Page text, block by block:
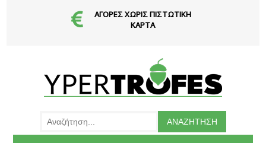
ΑΓΟΡΕΣ ΧΩΡΙΣ ΠΙΣΤΩΤΙΚΗ
ΚΑΡΤΑ